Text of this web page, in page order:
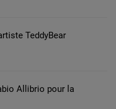
TeddyBear
Allibrio pour la